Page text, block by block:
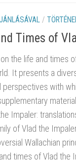
/
Times of
the life and times
It presents a
with
Impaler:
of Vlad the
Wallachian
times of Vlad the